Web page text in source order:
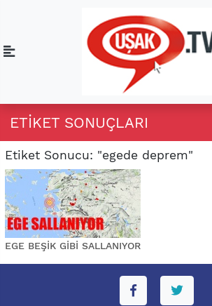
ETIKET SONUÇLARI
Etiket Sonucu: "egede deprem"
EGE BEŞİK GİBİ SALLANIYOR